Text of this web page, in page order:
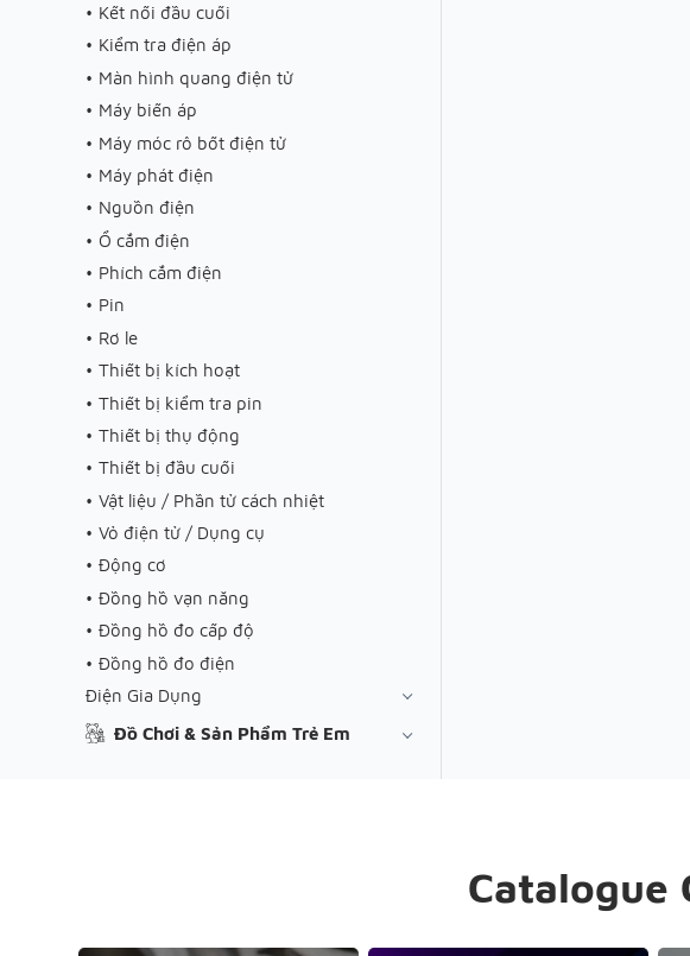
Kết nối đầu cuối
Kiểm tra điện áp
Màn hình quang điện tử
Máy biến áp
Máy móc rô bốt điện tử
Máy phát điện
Nguồn điện
Ổ cắm điện
Phích cắm điện
Pin
Rơ le
Thiết bị kích hoạt
Thiết bị kiểm tra pin
Thiết bị thụ động
Thiết bị đầu cuối
Vật liệu / Phần tử cách nhiệt
Vỏ điện tử / Dụng cụ
Động cơ
Đồng hồ vạn năng
Đồng hồ đo cấp độ
Đồng hồ đo điện
Điện Gia Dụng
Đồ Chơi & Sản Phẩm Trẻ Em
Catalogue